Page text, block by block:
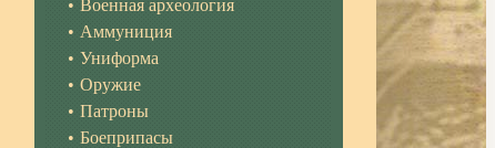
Военная археология
Аммуниция
Униформа
Оружие
Патроны
Боеприпасы